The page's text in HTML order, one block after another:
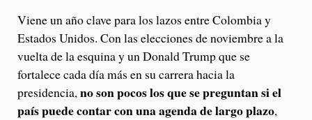
Viene un año clave para los lazos entre Colombia y
Estados Unidos. Con las elecciones de noviembre a la
vuelta de la esquina y un Donald Trump que se
fortalece cada día más en su carrera hacia la
presidencia,no son pocos los que se preguntan si el
país puede contar con una agenda de largo plazo,